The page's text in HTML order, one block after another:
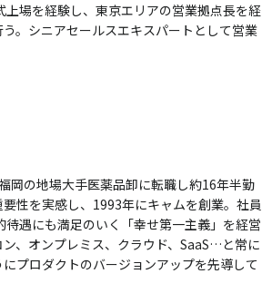
場を経験し、東京エリアの営業拠点長を経
。シニアセールスエキスパートとして営業
岡の地場大手医薬品卸に転職し約16年半勤
性を実感し、1993年にキャムを創業。社員
遇にも満足のいく「幸せ第一主義」を経営
、オンプレミス、クラウド、SaaS…と常に
プロダクトのバージョンアップを先導して